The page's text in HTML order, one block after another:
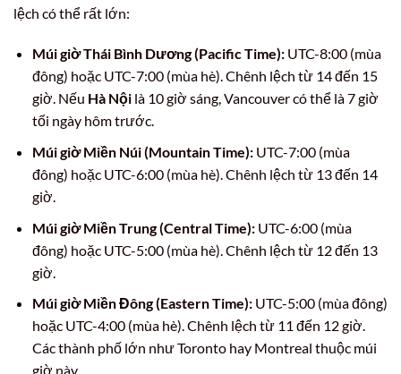
lệch có thể rất lớn:
Múi giờ Thái Bình Dương (Pacific Time):UTC-8:00 (mùa
đông) hoặc UTC-7:00 (mùa hè). Chênh lệch từ 14 đến 15
giờ. Nếu Hà Nộilà 10 giờ sáng, Vancouver có thể là 7 giờ
tối ngày hôm trước.
Múi giờ Miền Núi (Mountain Time):UTC-7:00 (mùa
đông) hoặc UTC-6:00 (mùa hè). Chênh lệch từ 13 đến 14
giờ.
Múi giờ Miền Trung (Central Time):UTC-6:00 (mùa
đông) hoặc UTC-5:00 (mùa hè). Chênh lệch từ 12 đến 13
giờ.
Múi giờ Miền Đông (Eastern Time):UTC-5:00 (mùa đông)
hoặc UTC-4:00 (mùa hè). Chênh lệch từ 11 đến 12 giờ.
Các thành phố lớn như Toronto hay Montreal thuộc múi
giờ này.